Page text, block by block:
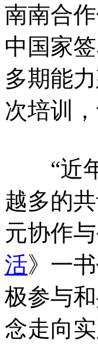
南南合
中国家
多期能
次培训
“近年
越多的
元协作
活》一
极参与
念走向